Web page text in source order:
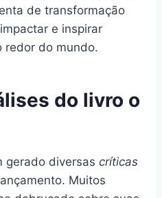
de transformação
e inspirar
redor do mundo.
do livro o
gerado diversas críticas
Muitos